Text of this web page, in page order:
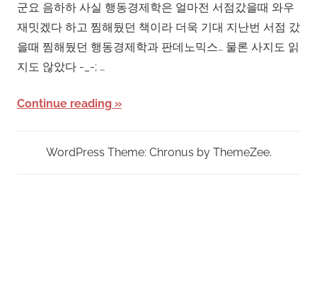
군요 음하하 사실 행동경제학은 얼마전 서점갔을때 와우
재밋겠다 하고 찜해뒀던 책이라 더욱 기대 지난번 서점 갔
을때 찜해뒀던 행동경제학과 판데노믹스… 물론 사지도 읽
지도 않았다 -_-; …
Continue reading
WordPress Theme: Chronus by ThemeZee.